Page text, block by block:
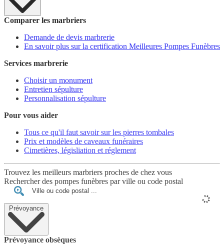
Comparer les marbriers
Demande de devis marbrerie
En savoir plus sur la certification Meilleures Pompes Funèbres
Services marbrerie
Choisir un monument
Entretien sépulture
Personnalisation sépulture
Pour vous aider
Tous ce qu'il faut savoir sur les pierres tombales
Prix et modèles de caveaux funéraires
Cimetières, législiation et réglement
Trouvez les meilleurs marbriers proches de chez vous
Rechercher des pompes funèbres par ville ou code postal
Prévoyance
Prévoyance obsèques